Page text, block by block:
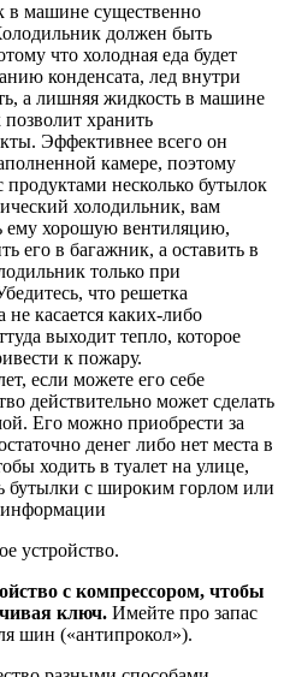
в машине существенно
должен быть
что холодная еда будет
конденсата, лед внутри
а лишняя жидкость в машине
хранить
Эффективнее всего он
камере, поэтому
продуктами несколько бутылок
холодильник, вам
ему хорошую вентиляцию,
его в багажник, а оставить в
только при
что решетка
не касается каких-либо
выходит тепло, которое
к пожару.
если можете его себе
действительно может сделать
Его можно приобрести за
денег либо нет места в
ходить в туалет на улице,
бутылки с широким горлом или
с компрессором, чтобы
ключ. Имейте про запас
шин («антипрокол»).